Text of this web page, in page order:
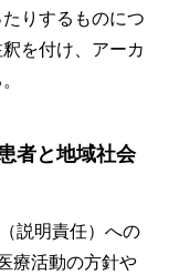
りするものにつ
を付け、アーカ
者と地域社会
説明責任）への
療活動の方針や